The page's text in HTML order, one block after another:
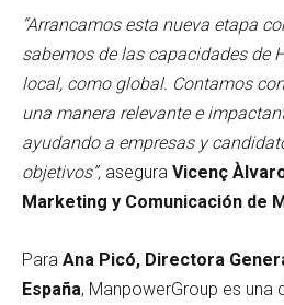
“Arrancamos esta nueva etapa
sabemos de las capacidades de
local, como global. Contamos
una manera relevante e
ayudando a empresas y
objetivos”, asegura Vicenç
Marketing y Comunicación de
Para Ana Picó, Directora
España, ManpowerGroup es una